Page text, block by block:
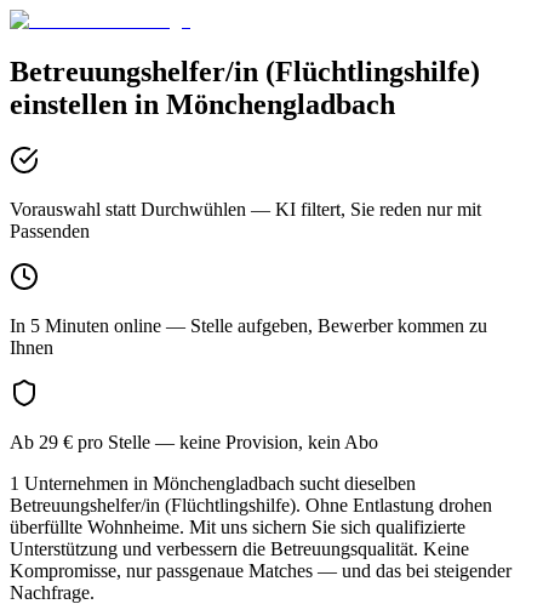
Betreuungshelfer/in (Flüchtlingshilfe)
einstellen in Mönchengladbach
Vorauswahl statt Durchwühlen — KI filtert, Sie reden nur mit
Passenden
In 5 Minuten online — Stelle aufgeben, Bewerber kommen zu
Ihnen
Ab 29 € pro Stelle — keine Provision, kein Abo
1 Unternehmen in Mönchengladbach sucht dieselben
Betreuungshelfer/in (Flüchtlingshilfe). Ohne Entlastung drohen
überfüllte Wohnheime. Mit uns sichern Sie sich qualifizierte
Unterstützung und verbessern die Betreuungsqualität. Keine
Kompromisse, nur passgenaue Matches — und das bei steigender
Nachfrage.